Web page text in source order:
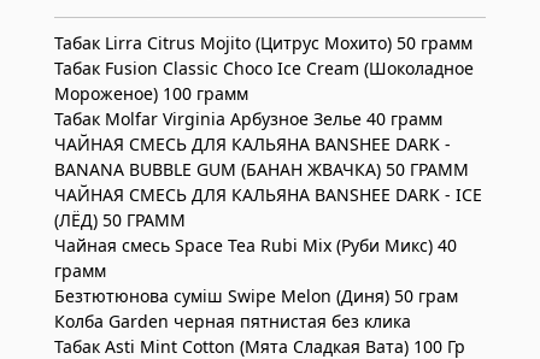
Табак Lirra Citrus Mojito (Цитрус Мохито) 50 грамм
Табак Fusion Classic Choco Ice Cream (Шоколадное
Мороженое) 100 грамм
Табак Molfar Virginia Арбузное Зелье 40 грамм
ЧАЙНАЯ СМЕСЬ ДЛЯ КАЛЬЯНА BANSHEE DARK -
BANANA BUBBLE GUM (БАНАН ЖВАЧКА) 50 ГРАММ
ЧАЙНАЯ СМЕСЬ ДЛЯ КАЛЬЯНА BANSHEE DARK - ICE
(ЛЁД) 50 ГРАММ
Чайная смесь Space Tea Rubi Mix (Руби Микс) 40
грамм
Безтютюнова суміш Swipe Melon (Диня) 50 грам
Колба Garden черная пятнистая без клика
Табак Asti Mint Cotton (Мята Сладкая Вата) 100 Гр